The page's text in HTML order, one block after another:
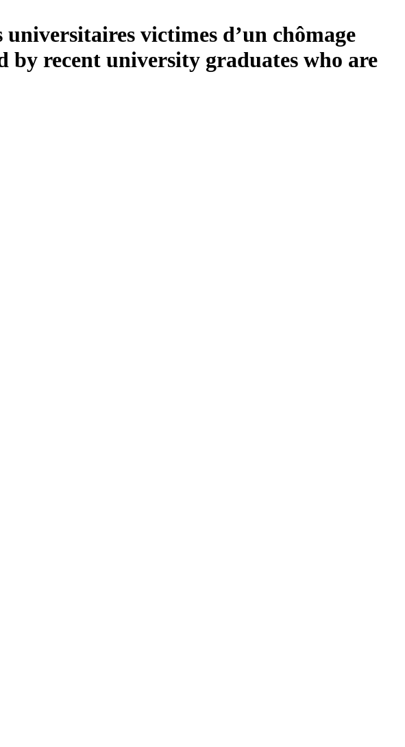
victimes d’un chômage
by recent university graduates who are